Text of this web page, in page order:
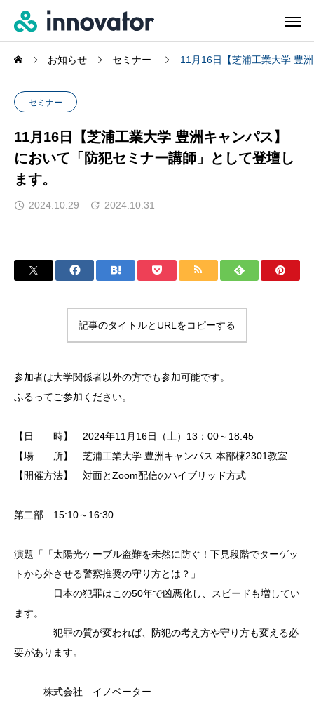
お知らせ セミナー 11月16日【芝浦工業大学 豊
セミナー
11月16日【芝浦工業大学 豊洲キャンパス】
において「防犯セミナー講師」として登壇し
ます。
2024.10.29 2024.10.31
記事のタイトルとURLをコピーする
参加者は大学関係者以外の方でも参加可能です。
ふるってご参加ください。
【日 時】 2024年11月16日（土）13：00～18:45
【場 所】 芝浦工業大学 豊洲キャンパス 本部棟2301教室
【開催方法】 対面とZoom配信のハイブリッド方式
第二部 15:10～16:30
演題「「太陽光ケーブル盗難を未然に防ぐ！下見段階でターゲッ
トから外させる警察推奨の守り方とは？」
日本の犯罪はこの50年で凶悪化し、スピードも増してい
ます。
犯罪の質が変われば、防犯の考え方や守り方も変える必
要があります。
株式会社 イノベーター